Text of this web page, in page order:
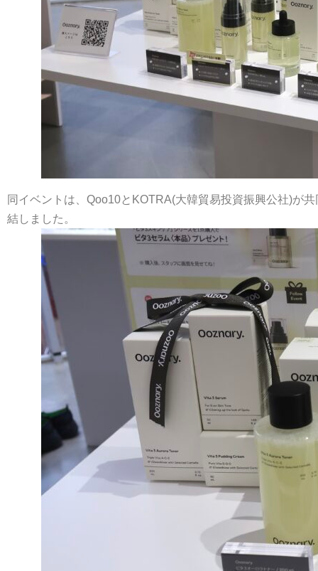
同イベントは、Qoo10とKOTRA(大韓貿易投資振興公社)が
結しました。